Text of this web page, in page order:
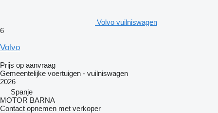
Volvo vuilniswagen
6
Volvo
Prijs op aanvraag
Gemeentelijke voertuigen - vuilniswagen
2026
Spanje
MOTOR BARNA
Contact opnemen met verkoper